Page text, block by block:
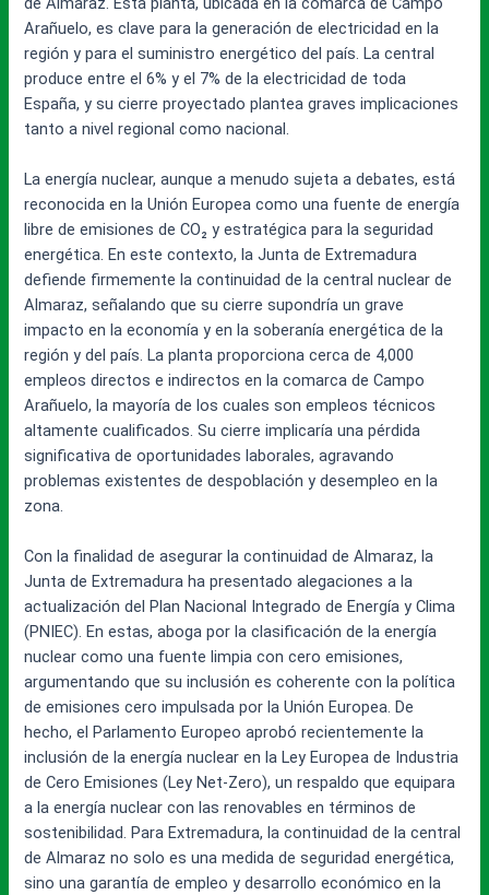
Arañuelo, es clave para la generación de electricidad en la
región y para el suministro energético del país. La central
produce entre el 6% y el 7% de la electricidad de toda
España, y su cierre proyectado plantea graves implicaciones
tanto a nivel regional como nacional.
La energía nuclear, aunque a menudo sujeta a debates, está
reconocida en la Unión Europea como una fuente de energía
libre de emisiones de CO₂ y estratégica para la seguridad
energética. En este contexto, la Junta de Extremadura
defiende firmemente la continuidad de la central nuclear de
Almaraz, señalando que su cierre supondría un grave
impacto en la economía y en la soberanía energética de la
región y del país. La planta proporciona cerca de 4,000
empleos directos e indirectos en la comarca de Campo
Arañuelo, la mayoría de los cuales son empleos técnicos
altamente cualificados. Su cierre implicaría una pérdida
significativa de oportunidades laborales, agravando
problemas existentes de despoblación y desempleo en la
zona.
Con la finalidad de asegurar la continuidad de Almaraz, la
Junta de Extremadura ha presentado alegaciones a la
actualización del Plan Nacional Integrado de Energía y Clima
(PNIEC). En estas, aboga por la clasificación de la energía
nuclear como una fuente limpia con cero emisiones,
argumentando que su inclusión es coherente con la política
de emisiones cero impulsada por la Unión Europea. De
hecho, el Parlamento Europeo aprobó recientemente la
inclusión de la energía nuclear en la Ley Europea de Industria
de Cero Emisiones (Ley Net-Zero), un respaldo que equipara
a la energía nuclear con las renovables en términos de
sostenibilidad. Para Extremadura, la continuidad de la central
de Almaraz no solo es una medida de seguridad energética,
sino una garantía de empleo y desarrollo económico en la